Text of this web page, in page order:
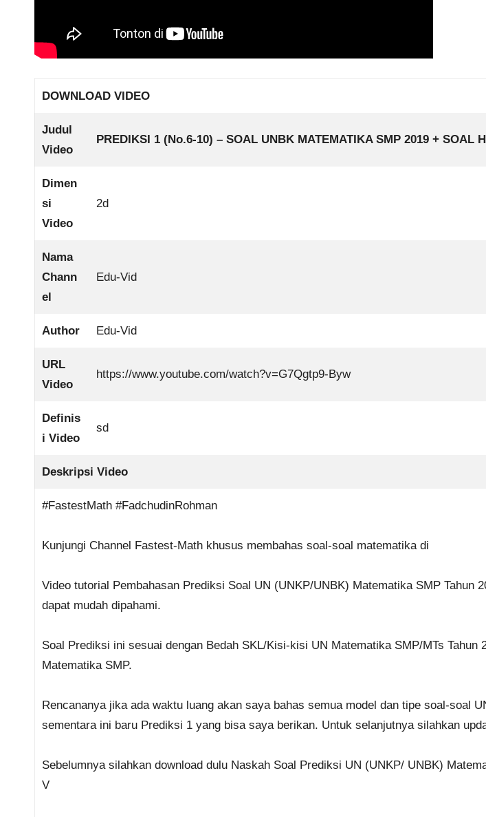
DOWNLOAD VIDEO
Judul
Video
PREDIKSI 1 (No.6-10) – SOAL UNBK MATEMATIKA SMP 2019 + SOAL
Dimen
si
Video
2d
Nama
Chann
el
Edu-Vid
Author Edu-Vid
URL
Video
https://www.youtube.com/watch?v=G7Qgtp9-Byw
Definis
i Video
sd
Deskripsi Video
#FastestMath #FadchudinRohman
Kunjungi Channel Fastest-Math khusus membahas soal-soal matematika di
Video tutorial Pembahasan Prediksi Soal UN (UNKP/UNBK) Matematika SMP
dapat mudah dipahami.
Soal Prediksi ini sesuai dengan Bedah SKL/Kisi-kisi UN Matematika SMP/MTs
Matematika SMP.
Rencananya jika ada waktu luang akan saya bahas semua model dan tipe soal-soal
sementara ini baru Prediksi 1 yang bisa saya berikan. Untuk selanjutnya silahkan
Sebelumnya silahkan download dulu Naskah Soal Prediksi UN (UNKP/ UNBK)
V